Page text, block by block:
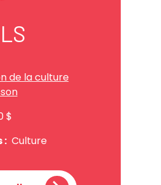
de la culture
$
: Culture